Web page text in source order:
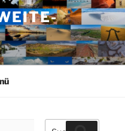
Suche